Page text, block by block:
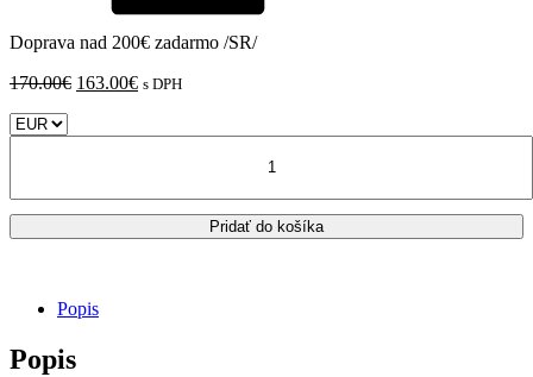
Doprava nad 200€ zadarmo /SR/
170.00€ Pôvodná
163.00€Aktuálna
s DPH
switch
Pridať do košíka
Popis
Popis